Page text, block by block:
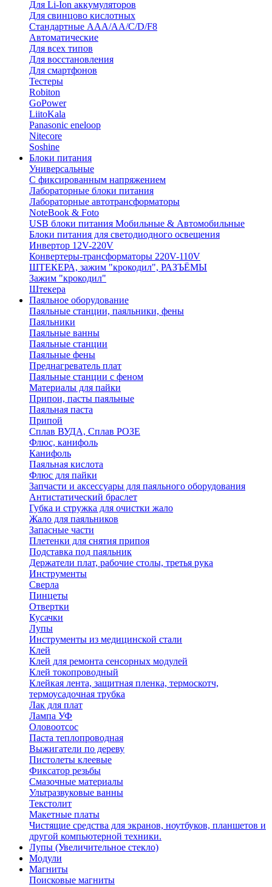
Для Li-Ion аккумуляторов
Для свинцово кислотных
Стандартные ААА/АА/С/D/F8
Автоматические
Для всех типов
Для восстановления
Для смартфонов
Тестеры
Robiton
GoPower
LiitoKala
Panasonic eneloop
Nitecore
Soshine
Блоки питания
Универсальные
C фиксированным напряжением
Лабораторные блоки питания
Лабораторные автотрансформаторы
NoteBook & Foto
USB блоки питания Мобильные & Автомобильные
Блоки питания для светодиодного освещения
Инвертор 12V-220V
Конвертеры-трансформаторы 220V-110V
ШТЕКЕРА, зажим "крокодил", РАЗЪЁМЫ
Зажим "крокодил"
Штекера
Паяльное оборудование
Паяльные станции, паяльники, фены
Паяльники
Паяльные ванны
Паяльные станции
Паяльные фены
Преднагреватель плат
Паяльные станции с феном
Материалы для пайки
Припои, пасты паяльные
Паяльная паста
Припой
Сплав ВУДА, Сплав РОЗЕ
Флюс, канифоль
Канифоль
Паяльная кислота
Флюс для пайки
Запчасти и аксессуары для паяльного оборудования
Антистатический браслет
Губка и стружка для очистки жало
Жало для паяльников
Запасные части
Плетенки для снятия припоя
Подставка под паяльник
Держатели плат, рабочие столы, третья рука
Инструменты
Сверла
Пинцеты
Отвертки
Кусачки
Лупы
Инструменты из медицинской стали
Клей
Клей для ремонта сенсорных модулей
Клей токопроводный
Клейкая лента, защитная пленка, термоскотч,
термоусадочная трубка
Лак для плат
Лампа УФ
Оловоотсос
Паста теплопроводная
Выжигатели по дереву
Пистолеты клеевые
Фиксатор резьбы
Смазочные материалы
Ультразвуковые ванны
Текстолит
Макетные платы
Чистящие средства для экранов, ноутбуков, планшетов и
другой компьютерной техники.
Лупы (Увеличительное стекло)
Модули
Магниты
Поисковые магниты